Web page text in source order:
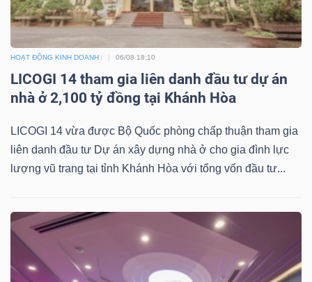
HOẠT ĐỘNG KINH DOANH 06/08 18:10
LICOGI 14 tham gia liên danh đầu tư dự án
nhà ở 2,100 tỷ đồng tại Khánh Hòa
LICOGI 14 vừa được Bộ Quốc phòng chấp thuận tham gia
liên danh đầu tư Dự án xây dựng nhà ở cho gia đình lực
lượng vũ trang tại tỉnh Khánh Hòa với tổng vốn đầu tư...
TIỆN
ÍCH
BẤT
SẢN
Mã
chứng